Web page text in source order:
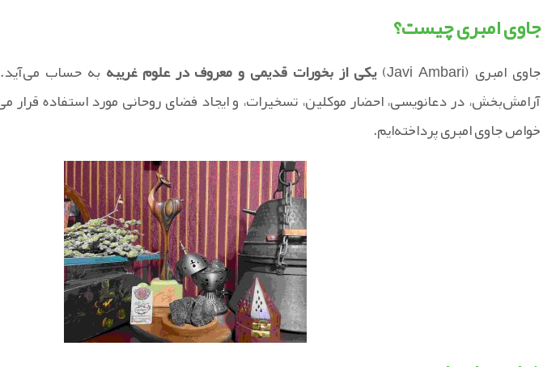
جاوی امبری چیست؟
جاوی امبری (Javi Ambari) یکی از بخورات قدیمی و معروف در علوم غریبه به حساب
آرامش‌بخش، در دعانویسی، احضار موکلین، تسخیرات، و ایجاد فضای روحانی مورد استفاده قرار
خواص جاوی امبری پرداخته‌ایم.